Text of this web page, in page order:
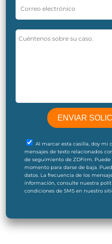
Al marcar esta casilla, doy mi
mensajes de texto relacionados
de seguimiento de ZDFirm. Puede
momento para darse de baja.
datos. La frecuencia de los
información, consulte nuestra
condiciones de SMS en nuestro